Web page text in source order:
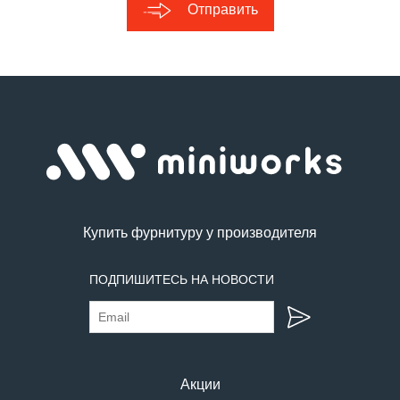
Отправить
Купить фурнитуру у производителя
ПОДПИШИТЕСЬ НА НОВОСТИ
Акции